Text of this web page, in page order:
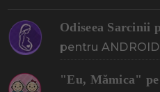
Odiseea Sarcinii
pentru ANDROID
"Eu, Mămica"